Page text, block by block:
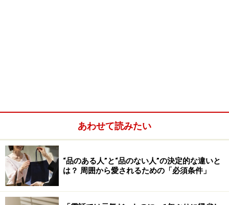
あわせて読みたい
“品のある人”と“品のない人”の決定的な違いと
は？ 周囲から愛されるための「必須条件」